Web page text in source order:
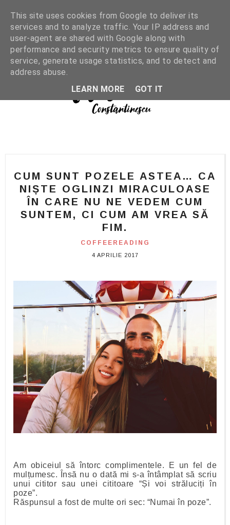
CUM SUNT POZELE ASTEA… CA
NIȘTE OGLINZI MIRACULOASE
ÎN CARE NU NE VEDEM CUM
SUNTEM, CI CUM AM VREA SĂ
FIM.
COFFEEREADING
4 APRILIE 2017
Am obiceiul să întorc complimentele. E un fel de
mulțumesc. Însă nu o dată mi s-a întâmplat să scriu
unui cititor sau unei cititoare “Și voi străluciți în
poze”.
Răspunsul a fost de multe ori sec: “Numai în poze”.
This site uses cookies from Google to deliver its
services and to analyze traffic. Your IP address and
user-agent are shared with Google along with
performance and security metrics to ensure quality of
service, generate usage statistics, and to detect and
address abuse.
LEARN MORE
GOT IT